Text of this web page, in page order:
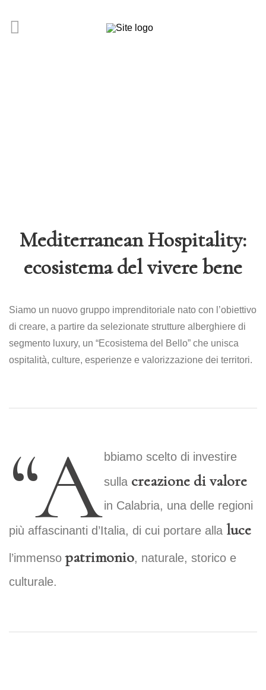
Mediterranean Hospitality:
ecosistema del vivere bene
Siamo un nuovo gruppo imprenditoriale nato con l’obiettivo
di creare, a partire da selezionate strutture alberghiere di
segmento luxury, un “Ecosistema del Bello” che unisca
ospitalità, culture, esperienze e valorizzazione dei territori.
“A bbiamo scelto di investire
sulla creazione di valore
in Calabria, una delle regioni
più affascinanti d’Italia, di cui portare alla luce
l’immensopatrimonio, naturale, storico e
culturale.